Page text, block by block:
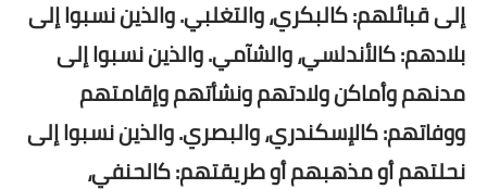
إلى قبائلهم: كالبكري، والتغلبي. والذين نسبوا إلى
بلادهم: كالأندلسي، والشآمي. والذين نسبوا إلى
مدنهم وأماكن ولادتهم ونشأتهم وإقامتهم
ووفاتهم: كالإسكندري، والبصري. والذين نسبوا إلى
نحلتهم أو مذهبهم أو طريقتهم:كالحنفي،